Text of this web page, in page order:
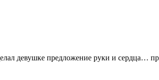
девушке предложение руки и сердца…